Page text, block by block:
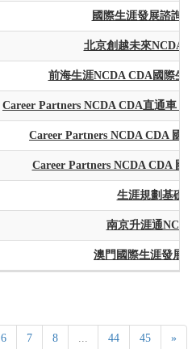
國際生涯發展諮詢
北京創越未來NCDA
前海生涯NCDA CDA國際生
Career Partners NCDA CDA直通車
Career Partners NCDA CDA 國
Career Partners NCDA CDA 國
生涯規劃基礎
南京升涯通
澳門國際生涯發展
6 7 8 ... 44 45 »